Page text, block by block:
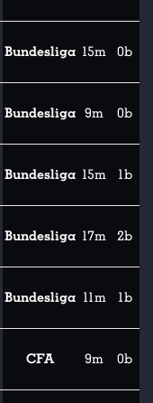
Bundesliga 15m 0b
Bundesliga 9m 0b
Bundesliga 15m 1b
Bundesliga 17m 2b
Bundesliga 11m 1b
CFA 9m 0b